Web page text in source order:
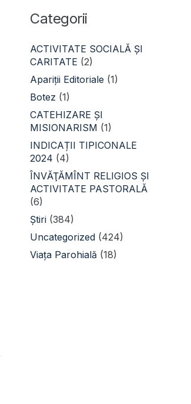
Categorii
ACTIVITATE SOCIALĂ ŞI
CARITATE (2)
Apariții Editoriale (1)
Botez (1)
CATEHIZARE ŞI
MISIONARISM (1)
INDICAȚII TIPICONALE
2024 (4)
ÎNVĂŢĂMÎNT RELIGIOS ŞI
ACTIVITATE PASTORALĂ
(6)
Știri (384)
Uncategorized (424)
Viața Parohială (18)